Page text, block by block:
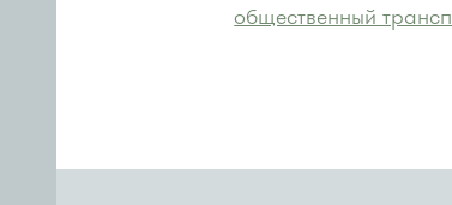
общественный